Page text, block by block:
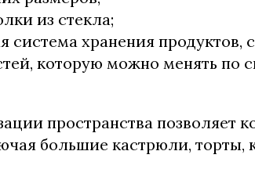
из стекла;
хранения продуктов,
которую можно менять по
пространства позволяет
большие кастрюли, торты,